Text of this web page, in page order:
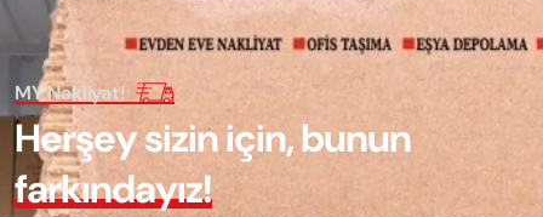
MY Nakliyat!
Herşeysiziniçin,bunun
farkındayız!